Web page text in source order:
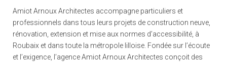
CONTACT
Amiot Arnoux Architectes accompagne particuliers et
professionnels dans tous leurs projets de construction neuve,
rénovation, extension et mise aux normes d’accessibilité, à
Roubaix et dans toute la métropole lilloise. Fondée sur l’écoute
et l’exigence, l’agence Amiot Arnoux Architectes conçoit des